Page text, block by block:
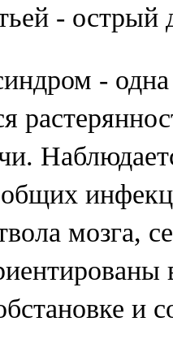
- острый
-
мозга,
и